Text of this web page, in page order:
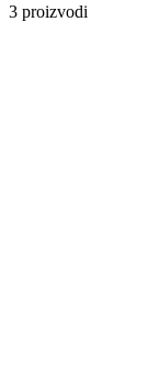
3 proizvodi